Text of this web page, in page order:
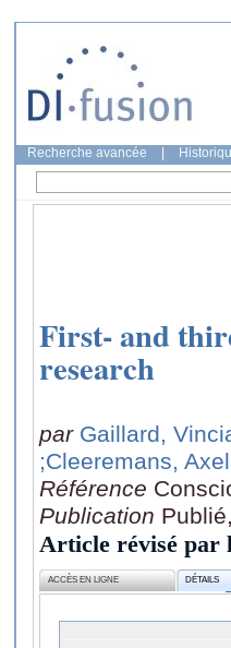
Recherche avancée
First- and
research
par Gaillard,
;Cleeremans, Axel
Référence
Publication
Article révisé par
ACCÈS EN LIGNE DÉTAILS